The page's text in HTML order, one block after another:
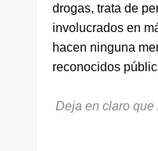
drogas, trata de
involucrados en
hacen ninguna
reconocidos
Deja en claro